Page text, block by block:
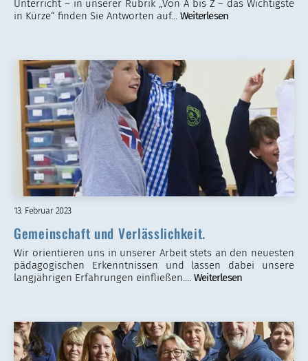
Unterricht – in unserer Rubrik „Von A bis Z – das Wichtigste
in Kürze“ finden Sie Antworten auf… Weiterlesen
13. Februar 2023
Gemeinschaft und Verlässlichkeit.
Wir orientieren uns in unserer Arbeit stets an den neuesten
pädagogischen Erkenntnissen und lassen dabei unsere
langjährigen Erfahrungen einfließen.… Weiterlesen